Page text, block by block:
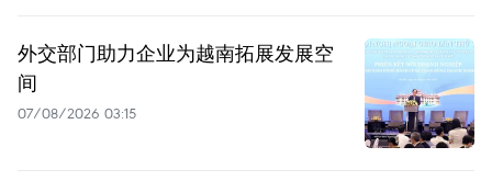
外交部门助力企业为越南拓展发展空
间
07/08/2026 03:15